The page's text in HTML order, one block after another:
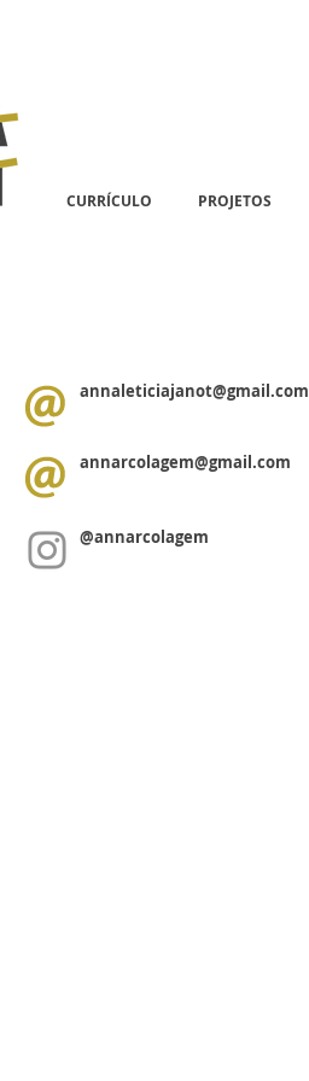
CURRÍCULO PROJETOS
annaleticiajanot@gmail.com
annarcolagem@gmail.com
@annarcolagem